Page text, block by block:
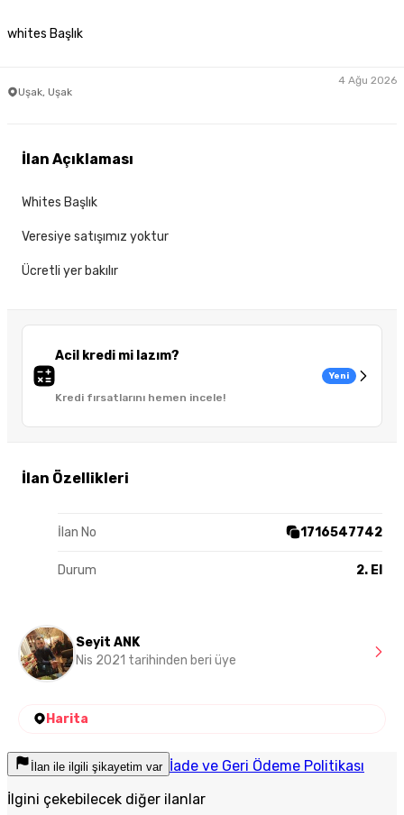
whites Başlık
Uşak, Uşak
4 Ağu 2026
Acil kredi mi lazım?
Kredi fırsatlarını hemen incele!
Yeni
İlan Özellikleri
İlan No 1716547742
Durum 2. El
İlan Açıklaması
Whites Başlık
Veresiye satışımız yoktur
Ücretli yer bakılır
Seyit ANK
Nis 2021 tarihinden beri üye
Harita
İlan ile ilgili şikayetim var İade ve Geri Ödeme Politikası
İlgini çekebilecek diğer ilanlar